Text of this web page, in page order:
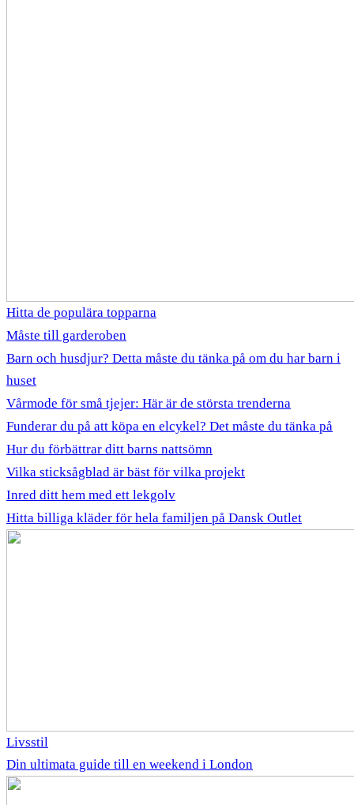
Hitta de populära topparna
Måste till garderoben
Barn och husdjur? Detta måste du tänka på om du har barn i
huset
Vårmode för små tjejer: Här är de största trenderna
Funderar du på att köpa en elcykel? Det måste du tänka på
Hur du förbättrar ditt barns nattsömn
Vilka sticksågblad är bäst för vilka projekt
Inred ditt hem med ett lekgolv
Hitta billiga kläder för hela familjen på Dansk Outlet
Livsstil
Din ultimata guide till en weekend i London